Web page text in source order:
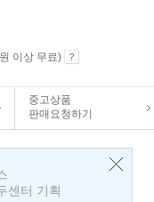
이상 무료)
중고상품
판매요청하기
센터 기획